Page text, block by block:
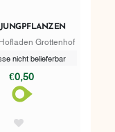
Grottenhof
nicht belieferbar
€0,50